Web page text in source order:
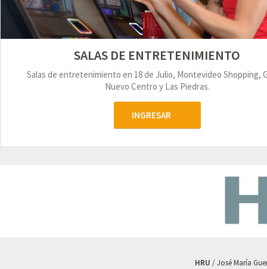
SALAS DE ENTRETENIMIENTO
Salas de entretenimiento en 18 de Julio, Montevideo Shopping,
Nuevo Centro y Las Piedras.
INGRESAR
HRU / José María